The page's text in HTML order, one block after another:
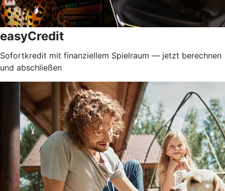
easyCredit
Sofortkredit mit finanziellem Spielraum — jetzt berechnen
und abschließen